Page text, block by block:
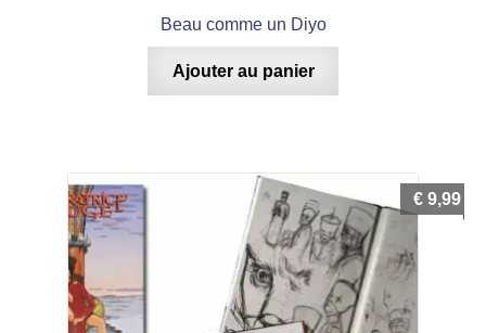
Beau comme un Diyo
Ajouter au panier
€ 9,99